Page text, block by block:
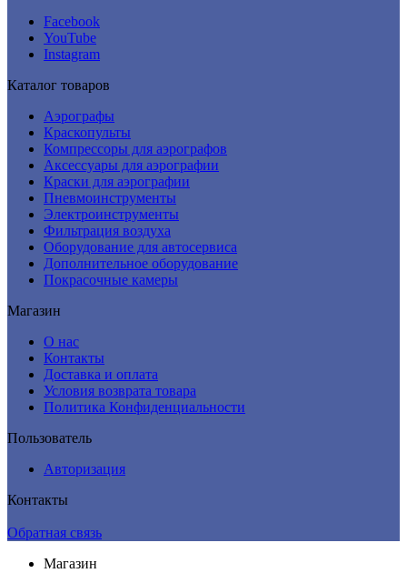
Facebook
YouTube
Instagram
Каталог товаров
Аэрографы
Краскопульты
Компрессоры для аэрографов
Аксессуары для аэрографии
Краски для аэрографии
Пневмоинструменты
Электроинструменты
Фильтрация воздуха
Оборудование для автосервиса
Дополнительное оборудование
Покрасочные камеры
Магазин
О нас
Контакты
Доставка и оплата
Условия возврата товара
Политика Конфиденциальности
Пользователь
Авторизация
Контакты
Обратная связь
Магазин